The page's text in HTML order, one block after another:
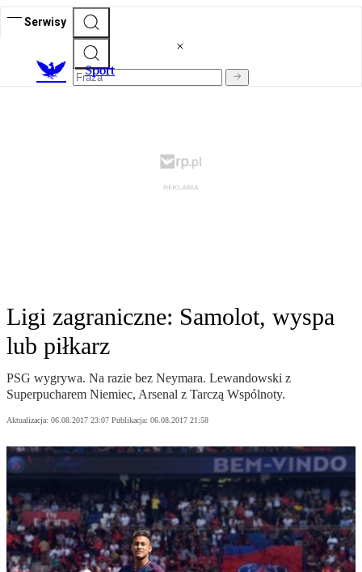
Serwisy
Sport
Ligi zagraniczne: Samolot, wyspa
lub piłkarz
PSG wygrywa. Na razie bez Neymara. Lewandowski z
Superpucharem Niemiec, Arsenal z Tarczą Wspólnoty.
Aktualizacja: 06.08.2017 23:07 Publikacja: 06.08.2017 21:58